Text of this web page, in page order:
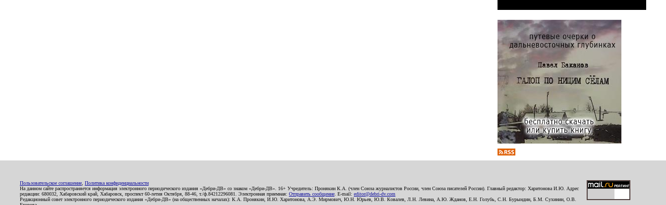
Пользовательское соглашение Политика конфиденциальности
На данном сайте распространяется информация электронного периодического издания «Дебри-ДВ» со знаком «Дебри-ДВ». 16+ Учредитель: Пронякин К.А. (член Союза журналистов России, член Союза писателей России). Главный редактор: Харитонова И.Ю. Адрес
редакции: 680032, Хабаровский край, Хабаровск, проспект 60-летия Октября, 88-46, т./ф.84212296081. Электронная приемная: Отправить сообщение . E-mail: editor@debri-dv.com
Редакционный совет электронного периодического издания «Дебри-ДВ» (на общественных началах): К.А. Пронякин, И.Ю. Харитонова, А.Э. Мирмович, Ю.Н. Юрьев, Ю.В. Ковалев, Л.Н. Левина, А.Ю. Жданов, Е.Н. Голубь, С.Н. Бурындин, Б.М. Сухинин, О.В.